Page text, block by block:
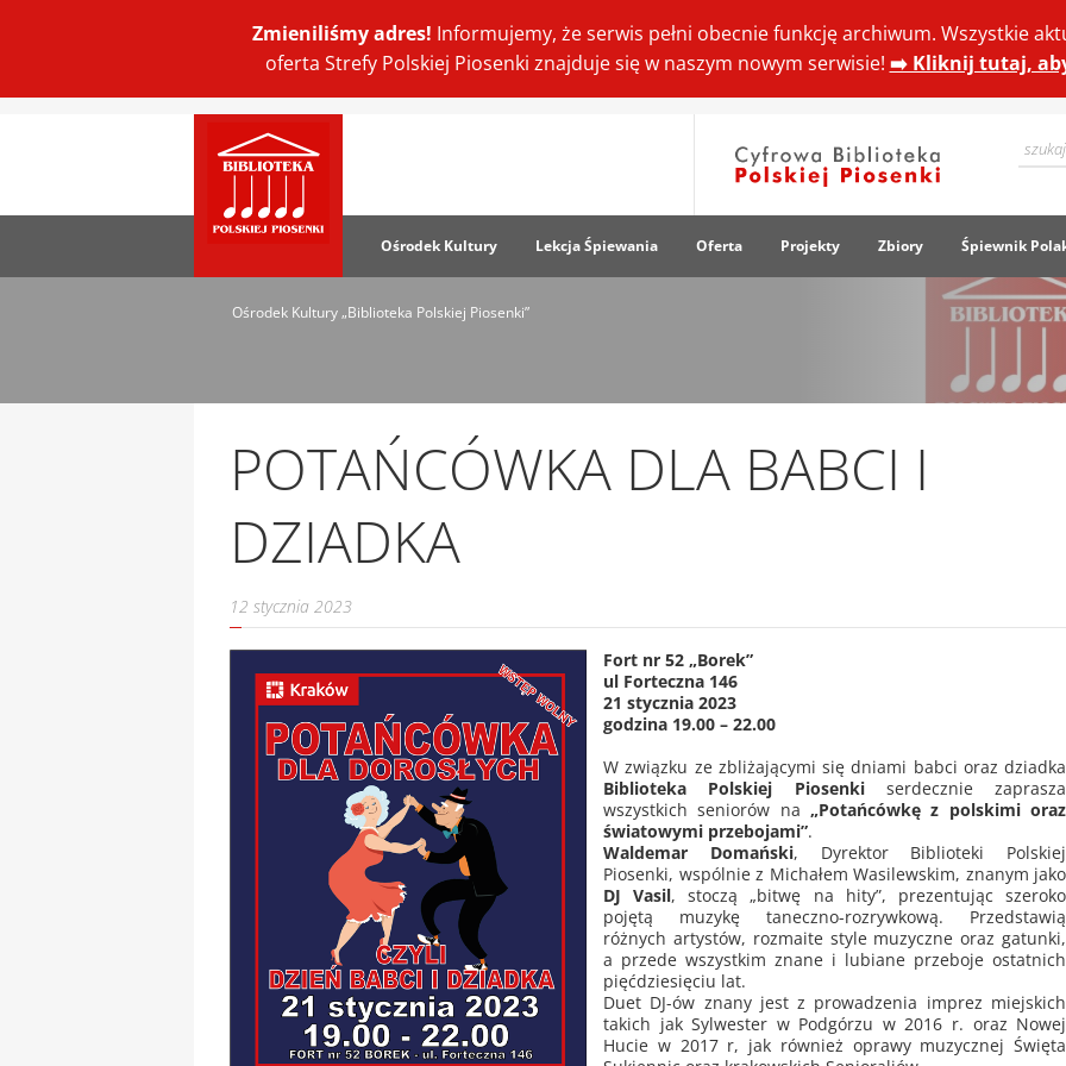
Zmieniliśmy adres! Informujemy, że serwis pełni obecnie funkcję archiwum. Wszystkie
oferta Strefy Polskiej Piosenki znajduje się w naszym nowym serwisie! ➡️ Kliknij tutaj,
Ośrodek Kultury Lekcja Śpiewania Oferta Projekty Zbiory Śpiewnik
Ośrodek Kultury „Biblioteka Polskiej Piosenki”
POTAŃCÓWKA DLA BABCI I
DZIADKA
12 stycznia 2023
Fort nr 52 „Borek”
ul Forteczna 146
21 stycznia 2023
godzina 19.00 – 22.00
W związku ze zbliżającymi się dniami babci oraz dziadka
Biblioteka Polskiej Piosenkiserdecznie zaprasza
wszystkich seniorów na„Potańcówkę z polskimi oraz
światowymi przebojami”.
Waldemar Domański, Dyrektor Biblioteki Polskiej
Piosenki, wspólnie z Michałem Wasilewskim, znanym jako
DJ Vasil, stoczą „bitwę na hity”, prezentując szeroko
pojętą muzykę taneczno-rozrywkową. Przedstawią
różnych artystów, rozmaite style muzyczne oraz gatunki,
a przede wszystkim znane i lubiane przeboje ostatnich
pięćdziesięciu lat.
Duet DJ-ów znany jest z prowadzenia imprez miejskich
takich jak Sylwester w Podgórzu w 2016 r. oraz Nowej
Hucie w 2017 r, jak również oprawy muzycznej Święta